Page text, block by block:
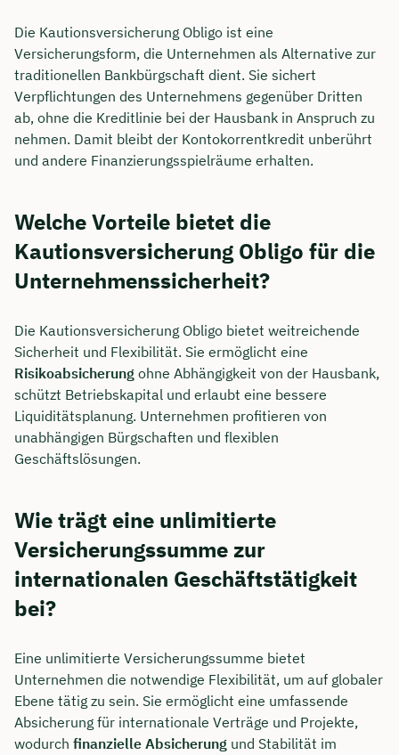
Die Kautionsversicherung Obligo ist eine
Versicherungsform, die Unternehmen als Alternative zur
traditionellen Bankbürgschaft dient. Sie sichert
Verpflichtungen des Unternehmens gegenüber Dritten
ab, ohne die Kreditlinie bei der Hausbank in Anspruch zu
nehmen. Damit bleibt der Kontokorrentkredit unberührt
und andere Finanzierungsspielräume erhalten.
Welche Vorteile bietet die
Kautionsversicherung Obligo für die
Unternehmenssicherheit?
Die Kautionsversicherung Obligo bietet weitreichende
Sicherheit und Flexibilität. Sie ermöglicht eine
Risikoabsicherung ohne Abhängigkeit von der Hausbank,
schützt Betriebskapital und erlaubt eine bessere
Liquiditätsplanung. Unternehmen profitieren von
unabhängigen Bürgschaften und flexiblen
Geschäftslösungen.
Wie trägt eine unlimitierte
Versicherungssumme zur
internationalen Geschäftstätigkeit
bei?
Eine unlimitierte Versicherungssumme bietet
Unternehmen die notwendige Flexibilität, um auf globaler
Ebene tätig zu sein. Sie ermöglicht eine umfassende
Absicherung für internationale Verträge und Projekte,
wodurch finanzielle Absicherung und Stabilität im